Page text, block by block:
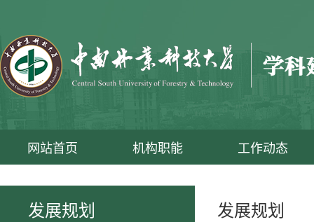
网站首页 机构职能 工作动态
发展规划 发展规划